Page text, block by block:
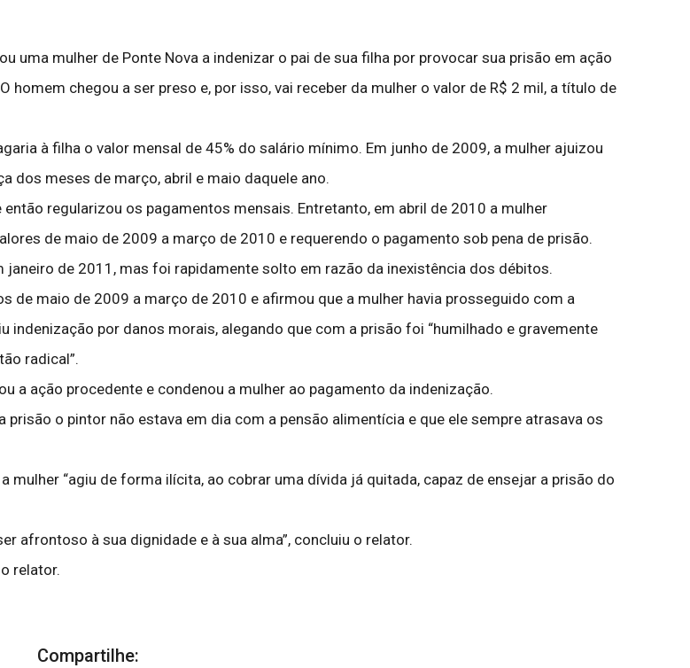
uma mulher de Ponte Nova a indenizar o pai de sua filha por provocar sua prisão em ação
chegou a ser preso e, por isso, vai receber da mulher o valor de R$ 2 mil, a título de
à filha o valor mensal de 45% do salário mínimo. Em junho de 2009, a mulher ajuizou
dos meses de março, abril e maio daquele ano.
regularizou os pagamentos mensais. Entretanto, em abril de 2010 a mulher
de maio de 2009 a março de 2010 e requerendo o pagamento sob pena de prisão.
de 2011, mas foi rapidamente solto em razão da inexistência dos débitos.
de maio de 2009 a março de 2010 e afirmou que a mulher havia prosseguido com a
indenização por danos morais, alegando que com a prisão foi “humilhado e gravemente
radical”.
a ação procedente e condenou a mulher ao pagamento da indenização.
o pintor não estava em dia com a pensão alimentícia e que ele sempre atrasava os
“agiu de forma ilícita, ao cobrar uma dívida já quitada, capaz de ensejar a prisão do
afrontoso à sua dignidade e à sua alma”, concluiu o relator.
relator.
Compartilhe: